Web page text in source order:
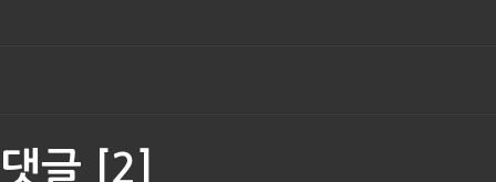
댓글 [2]